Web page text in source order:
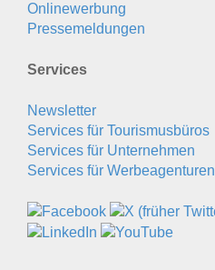
Onlinewerbung
Pressemeldungen
Services
Newsletter
Services für Tourismusbüros
Services für Unternehmen
Services für Werbeagenturen